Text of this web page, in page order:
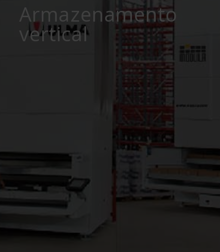
Armazenamento
vertical